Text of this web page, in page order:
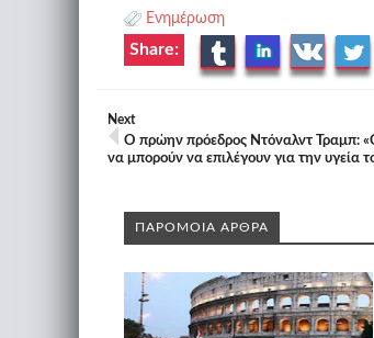
Ενημέρωση
Share:
Next
Ο πρώην πρόεδρος Ντόναλντ Τραμπ:
να μπορούν να επιλέγουν για την υγεία
ΠΑΡΟΜΟΙΑ ΑΡΘΡΑ